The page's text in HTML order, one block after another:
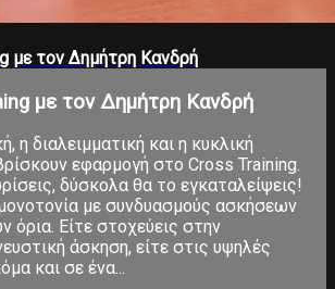
με τον Δημήτρη Κανδρή
με τον Δημήτρη Κανδρή
η διαλειμματική και η κυκλική
εφαρμογή στο Cross Training.
δύσκολα θα το εγκαταλείψεις!
με συνδυασμούς ασκήσεων
όρια. Είτε στοχεύεις στην
άσκηση, είτε στις υψηλές
και σε ένα...